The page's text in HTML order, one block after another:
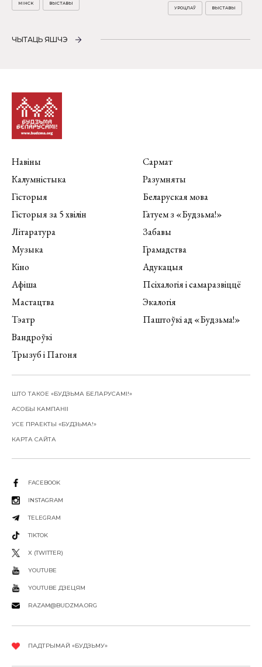
МІНСК ВЫСТАВЫ
УРОЦЛАЎ ВЫСТАВЫ
ЧЫТАЦЬ ЯШЧЭ
Навіны
Калумністыка
Гісторыя
Гісторыя за 5 хвілін
Літаратура
Музыка
Кіно
Афіша
Мастацтва
Тэатр
Вандроўкі
Трызуб і Пагоня
Сармат
Разумняты
Беларуская мова
Гатуем з «Будзьма!»
Забавы
Грамадства
Адукацыя
Псіхалогія і самаразвіццё
Экалогія
Паштоўкі ад «Будзьма!»
ШТО ТАКОЕ «БУДЗЬМА БЕЛАРУСАМІ!»
АСОБЫ КАМПАНІІ
УСЕ ПРАЕКТЫ «БУДЗЬМА!»
КАРТА САЙТА
FACEBOOK
INSTAGRAM
TELEGRAM
TIKTOK
X (TWITTER)
YOUTUBE
YOUTUBE ДЗЕЦЯМ
RAZAM@BUDZMA.ORG
ПАДТРЫМАЙ «БУДЗЬМУ»